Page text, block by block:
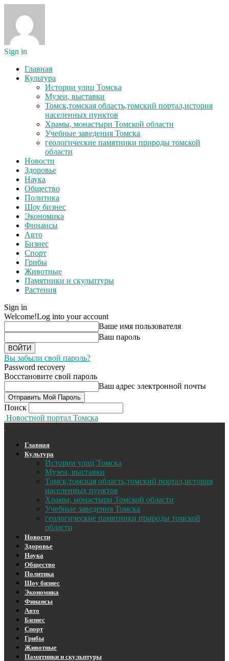
Sign in
Главная
Культура
Истории улиц Томска
Музеи, выставки
Томск,томская область,томский портал,история
населенных пунктов
Храмы, монастыри Томской области
Учебные заведения Томска
геологические памятники природы томской
области
Новости
Здоровье
Наука
Общество
Политика
Шоу бизнес
Экономика
Финансы
Авто
Бизнес
Спорт
Грибы
Животные
Памятники и скульптуры
Растения
Sign in
Welcome!Log into your account
Ваше имя пользователя
Ваш пароль
Вы забыли свой пароль?
Password recovery
Восстановите свой пароль
Ваш адрес электронной почты
Поиск
Новостной портал Томска
Главная
Культура
Истории улиц Томска
Музеи, выставки
Томск,томская область,томский портал,история
населенных пунктов
Храмы, монастыри Томской области
Учебные заведения Томска
геологические памятники природы томской
области
Новости
Здоровье
Наука
Общество
Политика
Шоу бизнес
Экономика
Финансы
Авто
Бизнес
Спорт
Грибы
Животные
Памятники и скульптуры